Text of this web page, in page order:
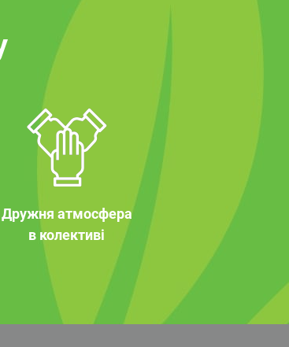
Дружня атмосфера
в колективі